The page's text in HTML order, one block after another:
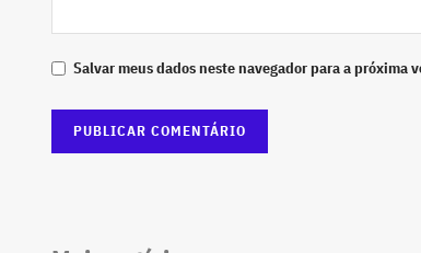
Salvar meus dados neste navegador para a próxima